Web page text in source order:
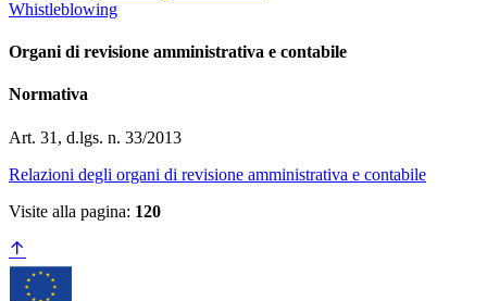
Whistleblowing
Organi di revisione amministrativa e contabile
Normativa
Art. 31, d.lgs. n. 33/2013
Relazioni degli organi di revisione amministrativa e contabile
Visite alla pagina: 120